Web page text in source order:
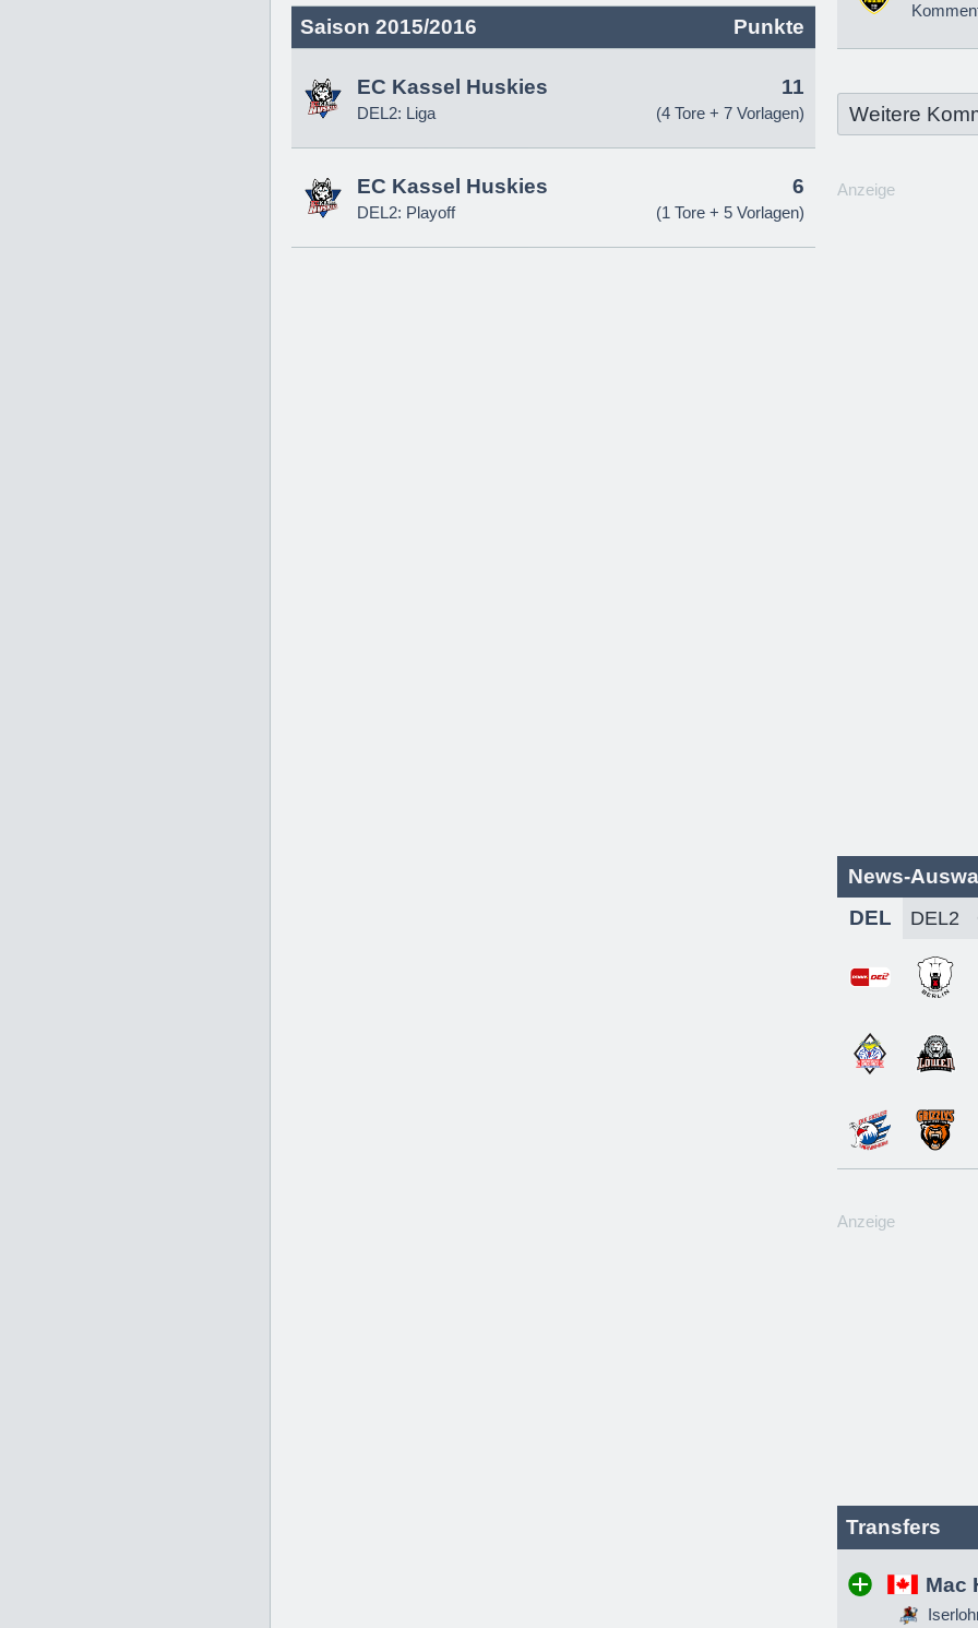
Saison 2015/2016 Punkte
EC Kassel Huskies
DEL2: Liga
11
(4 Tore + 7 Vorlagen)
EC Kassel Huskies
DEL2: Playoff
6
(1 Tore + 5 Vorlagen)
Weitere
Anzeige
News-
DEL
Anzeige
Transfers
Mac